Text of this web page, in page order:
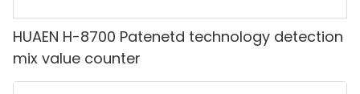
HUAEN H-8700 Patenetd technology detection
mix value counter